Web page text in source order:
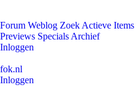
Forum Weblog Zoek Actieve Items
Previews Specials Archief
Inloggen
fok.nl
Inloggen